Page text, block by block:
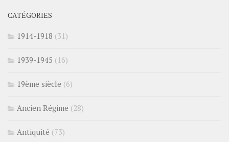
CATÉGORIES
1914-1918 (31)
1939-1945 (16)
19ème siècle (6)
Ancien Régime (28)
Antiquité (73)